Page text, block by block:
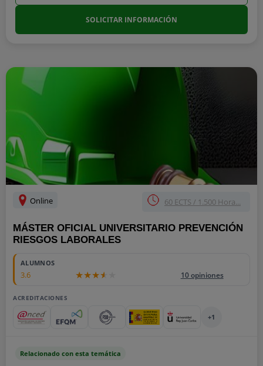
SOLICITAR INFORMACIÓN
Online 60 ECTS / 1.500 Hora...
MÁSTER OFICIAL UNIVERSITARIO PREVENCIÓN
RIESGOS LABORALES
ALUMNOS
3.6 10 opiniones
ACREDITACIONES
+1
Relacionado con esta temática